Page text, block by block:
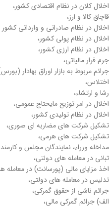
اخلال کلان در نظام اقتصادی کشور،
قاچاق کالا و ارز،
اخلال در نظام صادراتی و وارداتی
اخلال در نظام پولی کشور،
اخلال در نظام ارزی کشور،
جرم فرار مالیاتی،
جرائم مربوط به بازار اوراق بهادار
اختلاس،
رشا و ارتشاء،
اخلال در امر توزیع مایحتاج عمومی،
اخلال در نظام تولیدی کشور،
تشکیل شرکت­ های مضاربه ­ای صوری،
تشکیل شرکت‌ های هرمی،
مداخله وزراء، نمایندگان مجلس و
تبانی در معامله ­های دولتی،
اخذ مزایای مالی (پورسانت) در معامله
تدلیس در معامله­ های دولتی،
جرائم ناشی از حقوق گمرکی،
الف) جرائم گمرکی مالی،